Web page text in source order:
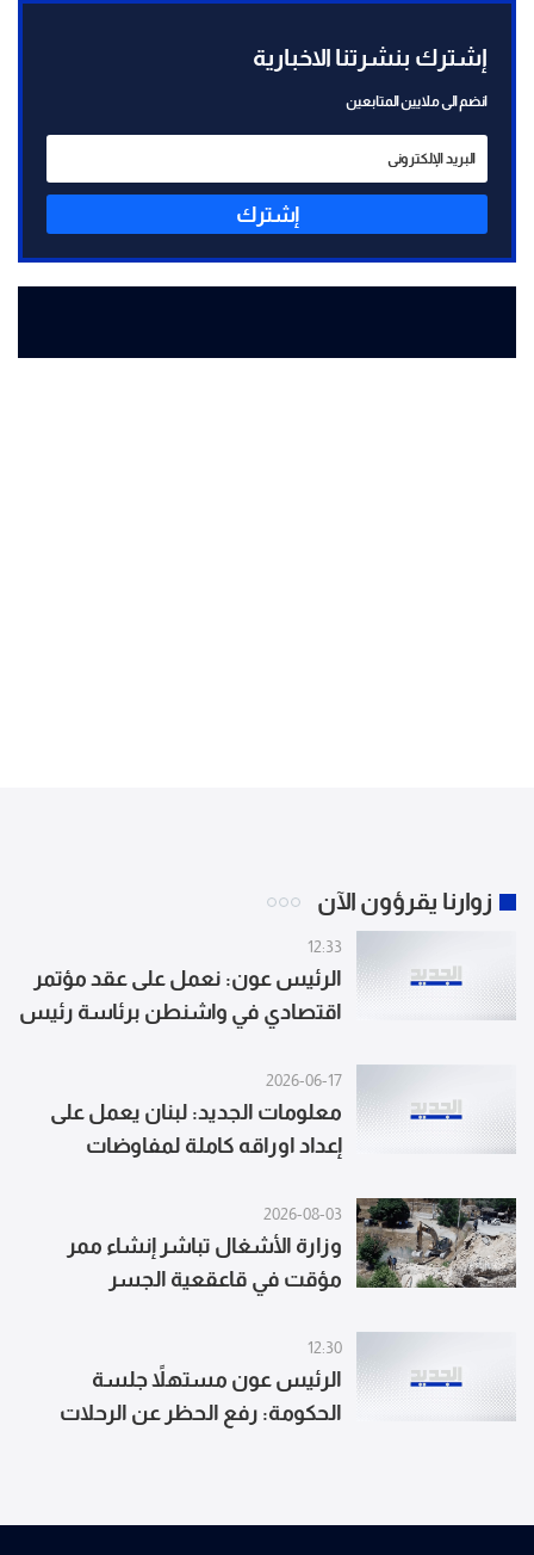
إشترك بنشرتنا الاخبارية
انضم الى ملايين المتابعين
إشترك
زوارنا يقرؤون الآن
12:33
الرئيس عون: نعمل على عقد مؤتمر
اقتصادي في واشنطن برئاسة رئيس
2026-06-17
معلومات الجديد: لبنان يعمل على
إعداد اوراقه كاملة لمفاوضات
حرص رئيس الجمهورية على
استكمال المسار التفاوضي من
منطلقِ سيادة لبنان واستقلالية
2026-08-03
وزارة الأشغال تباشر إنشاء ممر
مؤقت في قاعقعية الجسر
12:30
الرئيس عون مستهلاً جلسة
الحكومة: رفع الحظر عن الرحلات